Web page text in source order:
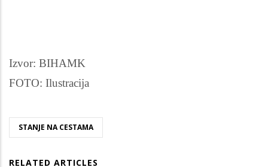
Izvor: BIHAMK
FOTO: Ilustracija
STANJE NA CESTAMA
RELATED ARTICLES